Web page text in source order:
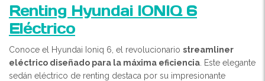
Renting Hyundai IONIQ 6
Eléctrico
Conoce el Hyundai Ioniq 6, el revolucionario streamliner
eléctrico diseñado para la máxima eficiencia . Este elegante
sedán eléctrico de renting destaca por su impresionante